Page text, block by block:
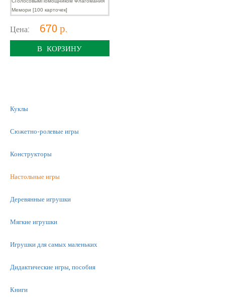
Цена: 670 р.
В КОРЗИНУ
Куклы
Сюжетно-ролевые игры
Конструкторы
Настольные игры
Деревянные игрушки
Мягкие игрушки
Игрушки для самых маленьких
Дидактические игры, пособия
Книги